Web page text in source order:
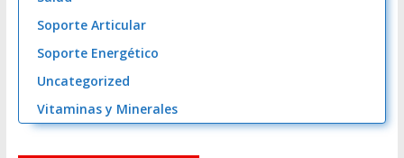
Soporte Articular
Soporte Energético
Uncategorized
Vitaminas y Minerales